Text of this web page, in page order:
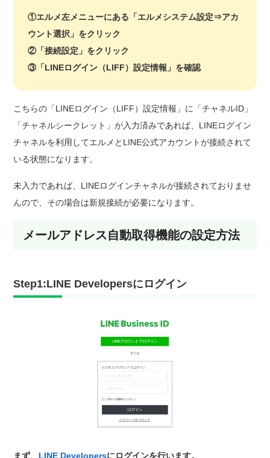
①エルメ左メニューにある「エルメシステム設定⇒アカ
ウント選択」をクリック
②「接続設定」をクリック
③「LINEログイン（LIFF）設定情報」を確認
こちらの「LINEログイン（LIFF）設定情報」に「チャネルID」
「チャネルシークレット」が入力済みであれば、LINEログイン
チャネルを利用してエルメとLINE公式アカウントが接続されて
いる状態になります。
未入力であれば、LINEログインチャネルが接続されておりませ
んので、その場合は新規接続が必要になります。
メールアドレス自動取得機能の設定方法
Step1:LINE Developersにログイン
まず、 LINE Developersにログインを行います。